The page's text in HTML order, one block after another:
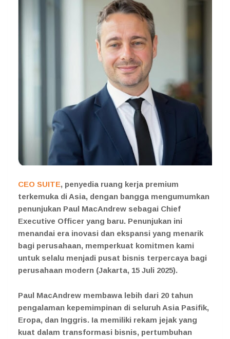
CEO SUITE, penyedia ruang kerja premium
terkemuka di Asia, dengan bangga mengumumkan
penunjukan Paul MacAndrew sebagai Chief
Executive Officer yang baru. Penunjukan ini
menandai era inovasi dan ekspansi yang menarik
bagi perusahaan, memperkuat komitmen kami
untuk selalu menjadi pusat bisnis terpercaya bagi
perusahaan modern (Jakarta, 15 Juli 2025).
Paul MacAndrew membawa lebih dari 20 tahun
pengalaman kepemimpinan di seluruh Asia Pasifik,
Eropa, dan Inggris. Ia memiliki rekam jejak yang
kuat dalam transformasi bisnis, pertumbuhan